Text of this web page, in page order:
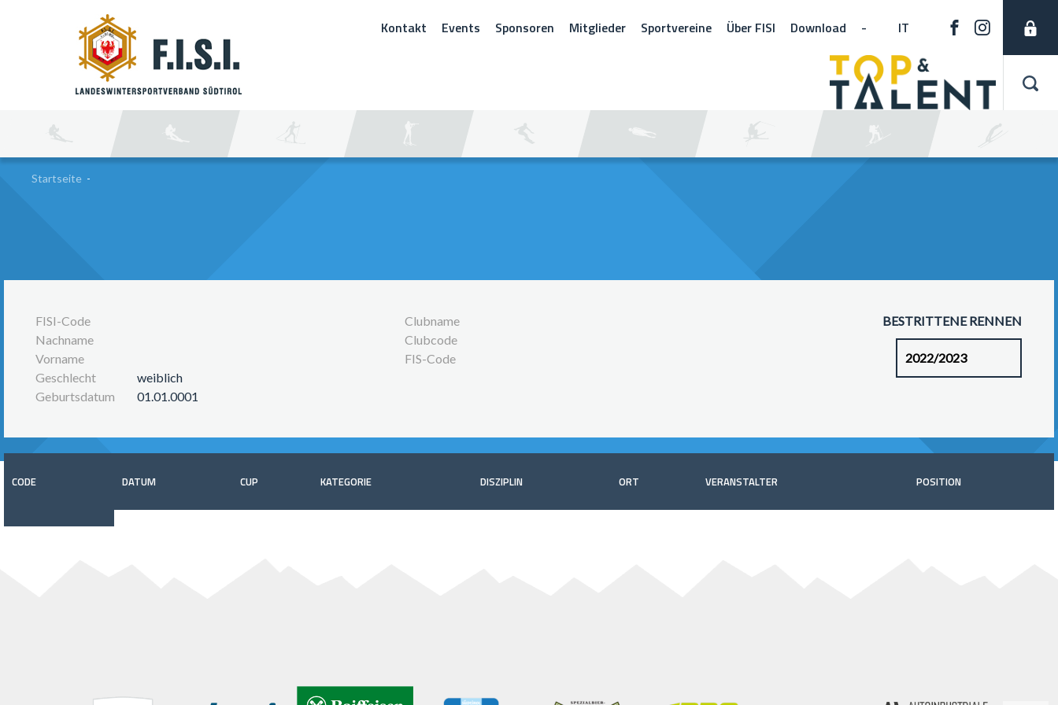
Kontakt Events Sponsoren Mitglieder Sportvereine Über FISI Download - IT
Startseite -
FISI-Code
Nachname
Vorname
Geschlecht
weiblich
Geburtsdatum
01.01.0001
Clubname
Clubcode
FIS-Code
BESTRITTENE RENNEN
CODE DATUM CUP KATEGORIE DISZIPLIN ORT VERANSTALTER POSITION